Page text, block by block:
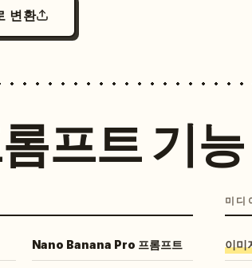
변환
프트 기능
Nano Banana Pro 프롬프트
미디
이미